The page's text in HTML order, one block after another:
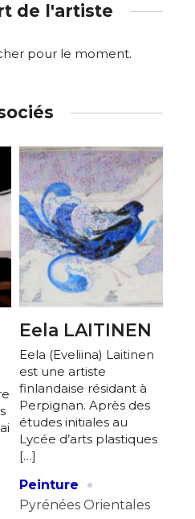
de l'artiste
pour le moment.
Eela LAITINEN
Eela (Eveliina) Laitinen
est une artiste
finlandaise résidant à
Perpignan. Après des
études initiales au
Lycée d’arts plastiques
[…]
Peinture
·
Pyrénées Orientales